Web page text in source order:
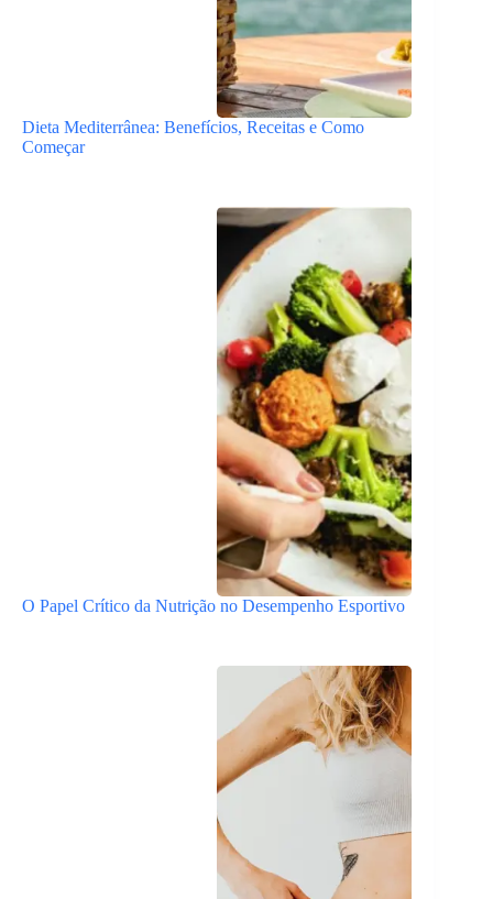
Dieta Mediterrânea: Benefícios, Receitas e Como
Começar
O Papel Crítico da Nutrição no Desempenho Esportivo